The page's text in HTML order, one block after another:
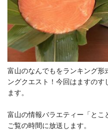
富山のなんでもをランキング形
ングクエスト！今回はますの
ます。
富山の情報バラエティー「とこ
ご覧の時間に放送します。